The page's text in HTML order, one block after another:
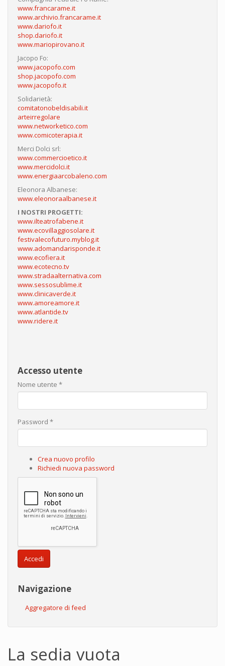
www.francarame.it
www.archivio.francarame.it
www.dariofo.it
shop.dariofo.it
www.mariopirovano.it
Jacopo Fo:
www.jacopofo.com
shop.jacopofo.com
www.jacopofo.it
Solidarietà:
comitatonobeldisabili.it
arteirregolare
www.networketico.com
www.comicoterapia.it
Merci Dolci srl:
www.commercioetico.it
www.mercidolci.it
www.energiaarcobaleno.com
Eleonora Albanese:
www.eleonoraalbanese.it
I NOSTRI PROGETTI:
www.ilteatrofabene.it
www.ecovillaggiosolare.it
festivalecofuturo.myblog.it
www.adomandarisponde.it
www.ecofiera.it
www.ecotecno.tv
www.stradaalternativa.com
www.sessosublime.it
www.clinicaverde.it
www.amoreamore.it
www.atlantide.tv
www.ridere.it
Accesso utente
Nome utente *
Password *
Crea nuovo profilo
Richiedi nuova password
Accedi
Navigazione
Aggregatore di feed
La sedia vuota